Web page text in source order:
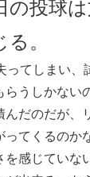
の投球
。
ってしまい、
らうしかない
んだのだが、
ってくるのか
を感じていな